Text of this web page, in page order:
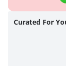
Curated For